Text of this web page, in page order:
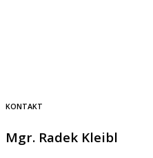
KONTAKT
Mgr. Radek Kleibl